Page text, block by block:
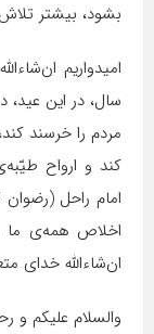
بشود، بیشتر
امیدواریم
سال، در این عید،
مردم را خرسند
کند و ارواح
امام راحل (رضوان
اخلاص همه‌ی ما
ان‌شاءالله خدای
والسلام علیکم و